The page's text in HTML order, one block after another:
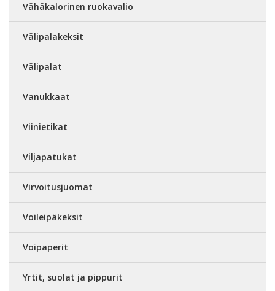
Vähäkalorinen ruokavalio
Välipalakeksit
Välipalat
Vanukkaat
Viinietikat
Viljapatukat
Virvoitusjuomat
Voileipäkeksit
Voipaperit
Yrtit, suolat ja pippurit